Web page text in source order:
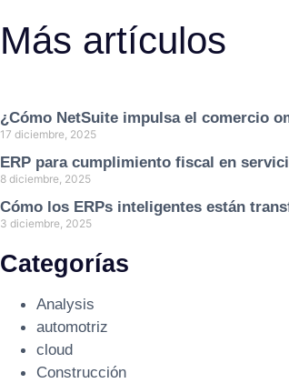
Más artículos
¿Cómo NetSuite impulsa el comercio
17 diciembre, 2025
ERP para cumplimiento fiscal en
8 diciembre, 2025
Cómo los ERPs inteligentes están
3 diciembre, 2025
Categorías
Analysis
automotriz
cloud
Construcción